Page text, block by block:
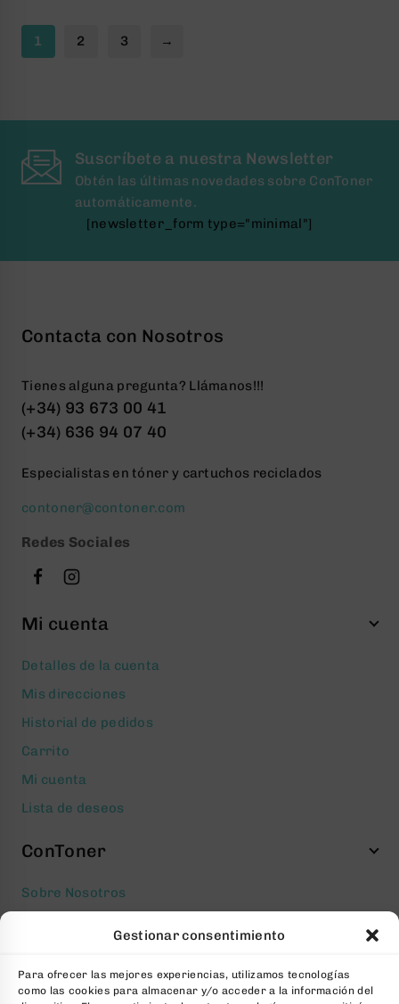
Gestionar consentimiento
Para ofrecer las mejores experiencias, utilizamos tecnologías
como las cookies para almacenar y/o acceder a la información del
1 2 3 →
Suscríbete a nuestra Newsletter
Obtén las últimas novedades sobre ConToner
automáticamente.
[newsletter_form type="minimal"]
Contacta con Nosotros
Tienes alguna pregunta? Llámanos!!!
(+34) 93 673 00 41
(+34) 636 94 07 40
Especialistas en tóner y cartuchos reciclados
contoner@contoner.com
Redes Sociales
Mi cuenta
Detalles de la cuenta
Mis direcciones
Historial de pedidos
Carrito
Mi cuenta
Lista de deseos
ConToner
Sobre Nosotros
Política de cookies